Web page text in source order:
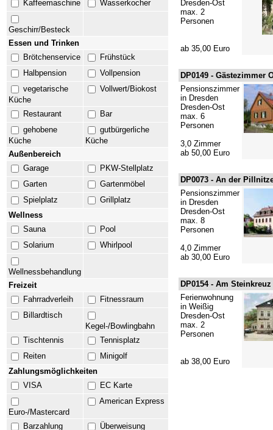
Kaffeemaschine
Wasserkocher
Geschirr/Besteck
Essen und Trinken
Brötchenservice
Frühstück
Halbpension
Vollpension
vegetarische
Küche
Vollwert/Biokost
Restaurant
Bar
gehobene
Küche
gutbürgerliche
Küche
Außenbereich
Garage
PKW-Stellplatz
Garten
Gartenmöbel
Spielplatz
Grillplatz
Wellness
Sauna
Pool
Solarium
Whirlpool
Wellnessbehandlung
Freizeit
Fahrradverleih
Fitnessraum
Billardtisch
Kegel-/Bowlingbahn
Tischtennis
Tennisplatz
Reiten
Minigolf
Zahlungsmöglichkeiten
VISA
EC Karte
Euro-/Mastercard
American Express
Barzahlung Überweisung
Dresden-Ost
max. 2
Personen
ab 35,00 Euro
DP0149 - Gästezimmer
Pensionszimmer
in Dresden
Dresden-Ost
max. 6
Personen
3,0 Zimmer
ab 50,00 Euro
DP0073 - An der
Pensionszimmer
in Dresden
Dresden-Ost
max. 8
Personen
4,0 Zimmer
ab 30,00 Euro
DP0154 - Am Steinkreuz
Ferienwohnung
in Weißig
Dresden-Ost
max. 2
Personen
ab 38,00 Euro